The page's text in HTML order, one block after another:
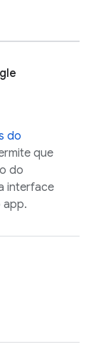
do
que
do
interface
app.